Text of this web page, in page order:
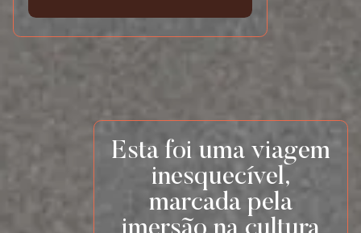
Esta foi uma viagem
inesquecível,
marcada pela